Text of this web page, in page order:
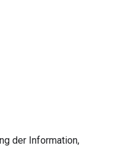
der Information,